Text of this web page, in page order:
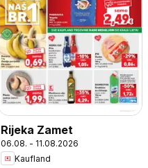
Rijeka Zamet
06.08. - 11.08.2026
Kaufland